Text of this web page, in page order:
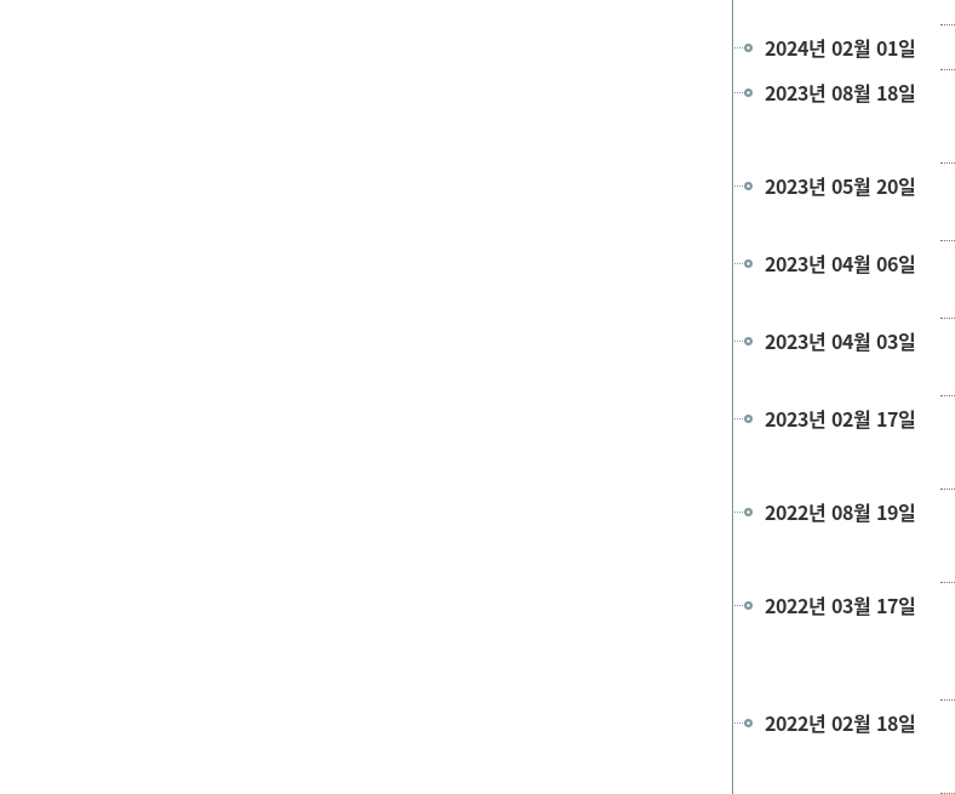
2024년 02월 01일
2023년 08월 18일
2023년 05월 20일
2023년 04월 06일
2023년 04월 03일
2023년 02월 17일
2022년 08월 19일
2022년 03월 17일
2022년 02월 18일